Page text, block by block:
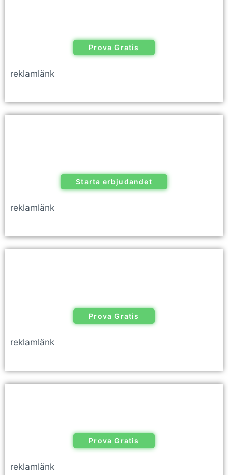
Prova Gratis
reklamlänk
Starta erbjudandet
reklamlänk
Prova Gratis
reklamlänk
Prova Gratis
reklamlänk